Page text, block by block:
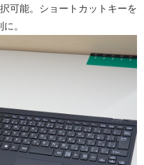
可能。ショートカットキーを
。